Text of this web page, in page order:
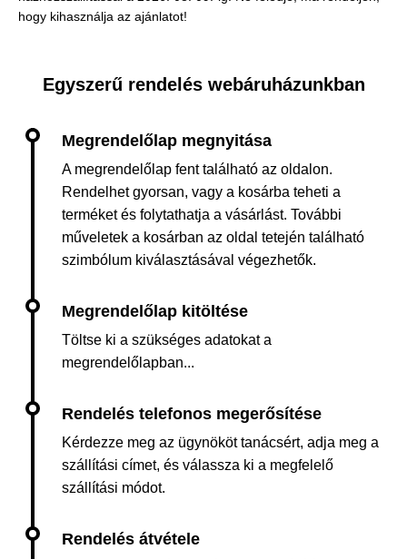
hogy kihasználja az ajánlatot!
Egyszerű rendelés webáruházunkban
A megrendelőlap fent található az oldalon.
Rendelhet gyorsan, vagy a kosárba teheti a
terméket és folytathatja a vásárlást. További
műveletek a kosárban az oldal tetején található
szimbólum kiválasztásával végezhetők.
Töltse ki a szükséges adatokat a
megrendelőlapban...
Kérdezze meg az ügynököt tanácsért, adja meg a
szállítási címet, és válassza ki a megfelelő
szállítási módot.